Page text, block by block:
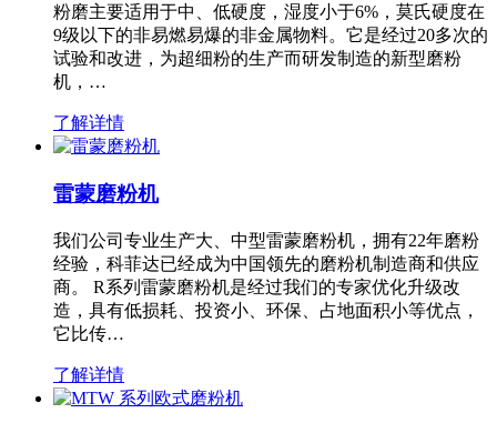
粉磨主要适用于中、低硬度，湿度小于6%，莫氏硬度在
9级以下的非易燃易爆的非金属物料。它是经过20多次的
试验和改进，为超细粉的生产而研发制造的新型磨粉
机，…
了解详情
雷蒙磨粉机
我们公司专业生产大、中型雷蒙磨粉机，拥有22年磨粉
经验，科菲达已经成为中国领先的磨粉机制造商和供应
商。 R系列雷蒙磨粉机是经过我们的专家优化升级改
造，具有低损耗、投资小、环保、占地面积小等优点，
它比传…
了解详情